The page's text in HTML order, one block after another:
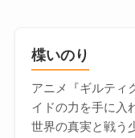
楪いのり
アニメ『ギルティ
イドの力を手に入
世界の真実と戦う